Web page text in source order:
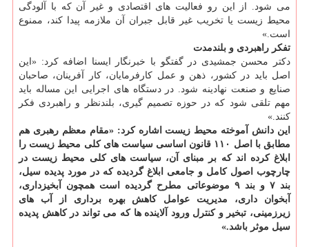
می‏ شود. از این‏ رو فعالیت های‏ اقتصادی‏ و غیر آن‏ که‏ با آلودگی‏
محیط زیست‏ یا تخریب‏ غیر قابل‏ جبران‏ آن‏ ملازمه‏ پیدا کند، ممنوع‏
است.»
تفکر راهبردی و بلندمدت
دکتر محسن جمشیدی در گفتگو با خبرنگار ایسنا اضافه کرد: «این
اصل باید در کشور، ذهن و عمل کارفرمایان، کار آفرینان، صاحبان
صنایع و صنعت نهادینه شود. در دستگاه های اجرایی این مساله باید
مهم تلقی شود که در حوزه تصمیم گیری، بلندنظر و راهبردی فکر
کنند.»
این دانش آموخته محیط زیست اشاره کرد: «مقام معظم رهبری هم
مطابق با اصل ۱۱۰ قانون اساسی سیاست های کلی محیط زیست را
ابلاغ کرده اند که بر مبنای آن، سیاست های کلی محیط زیست در
چارچوب اصول کامل و جامعی ابلاغ گردیده که در مورد پدیده سیل،
بند ۷ و بند ۹ موضوعاتی مطرح گردیده است همچون آبخیزداری،
آبخوان داری، مدیریت عوامل کاهش بهره برداری از آب های
زیرزمینی، تبخیر و کنترل ورود آلاینده ها که می تواند در کاهش پدیده
سیل موثر باشد.»